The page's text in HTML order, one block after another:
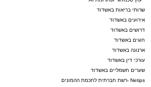
שרותי בריאות באשדוד
אירועים באשדוד
דרושים באשדוד
חוגים באשדוד
ארנונה באשדוד
עורכי דין באשדוד
שערים חשמליים באשדוד
Netips -רשת חברתית לחכמת ההמונים